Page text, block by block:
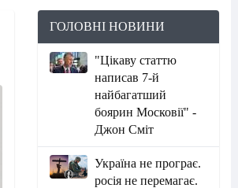
ГОЛОВНІ НОВИНИ
"Цікаву статтю
написав 7-й
найбагатший
боярин Московії" -
Джон Сміт
Україна не програє.
росія не перемагає.